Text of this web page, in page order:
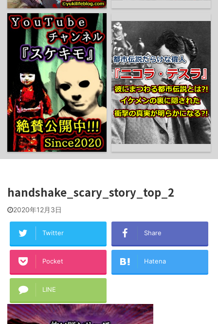
handshake_scary_story_top_2
2020年12月3日
Twitter Share
Pocket Hatena
LINE